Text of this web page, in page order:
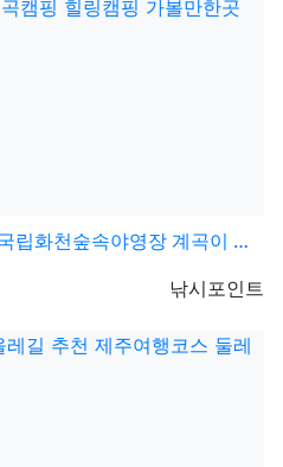
숲속야영장 계곡이 있는 국공립캠핑장…
등록자
낚시포인트